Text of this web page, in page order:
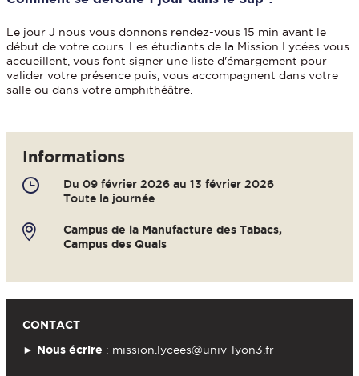
Le jour J nous vous donnons rendez-vous 15 min avant le
début de votre cours. Les étudiants de la Mission Lycées vous
accueillent, vous font signer une liste d'émargement pour
valider votre présence puis, vous accompagnent dans votre
salle ou dans votre amphithéâtre.
Informations
Du 09 février 2026 au 13 février 2026
Toute la journée
Campus de la Manufacture des Tabacs,
Campus des Quais
CONTACT
► Nous écrire : mission.lycees@univ-lyon3.fr